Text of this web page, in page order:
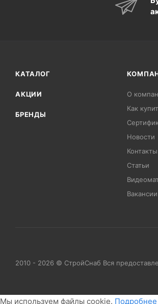
КАТАЛОГ
АКЦИИ
БРЕНДЫ
О
Как
Новости
Контакты
Статьи
Вакансии
2010 - 2026 © СтройСнаб Вся
Мы используем файлы cookie. Подробнее